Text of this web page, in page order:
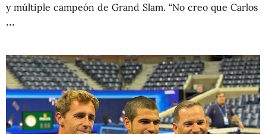
y múltiple campeón de Grand Slam. “No creo que Carlos